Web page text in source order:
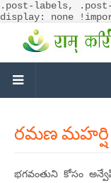
.post-labels,
display: none
రమణ మహర్షి
భగవంతుని కోసం